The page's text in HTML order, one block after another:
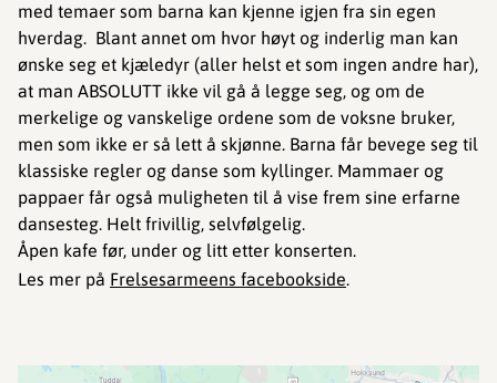
med temaer som barna kan kjenne igjen fra sin egen
hverdag. Blant annet om hvor høyt og inderlig man kan
ønske seg et kjæledyr (aller helst et som ingen andre har),
at man ABSOLUTT ikke vil gå å legge seg, og om de
merkelige og vanskelige ordene som de voksne bruker,
men som ikke er så lett å skjønne. Barna får bevege seg til
klassiske regler og danse som kyllinger. Mammaer og
pappaer får også muligheten til å vise frem sine erfarne
dansesteg. Helt frivillig, selvfølgelig.
Åpen kafe før, under og litt etter konserten.
Les mer på Frelsesarmeens facebookside.